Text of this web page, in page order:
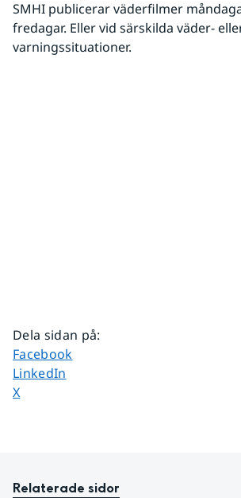
SMHI publicerar väderfilmer
fredagar. Eller vid särskilda väder-
varningssituationer.
Dela sidan på:
Dela sidan på
Facebook
Dela sidan på
LinkedIn
Dela sidan på
X
Relaterade sidor